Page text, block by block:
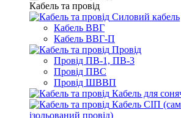
Кабель та провід
Силовий кабель
Кабель ВВГ
Кабель ВВГ-П
Провід
Провід ПВ-1, ПВ-3
Провід ПВС
Провід ШВВП
Кабель для
Кабель СІП
ізольований провід)